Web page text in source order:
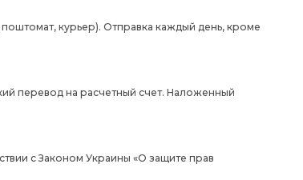
курьер). Отправка каждый день, кроме
перевод на расчетный счет. Наложенный
с Законом Украины «О защите прав